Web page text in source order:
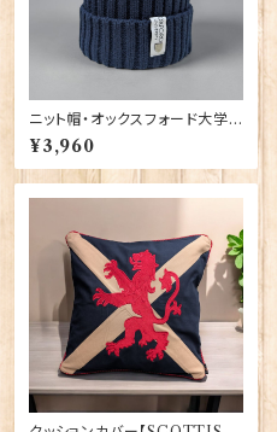
ニット帽・オックスフォード大学
【ネイビー】 00216
¥3,960